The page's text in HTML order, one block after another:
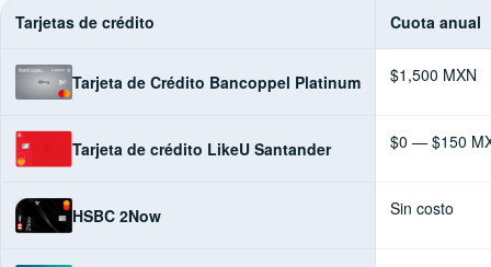
Tarjetas de crédito Cuota anual
Tarjeta de Crédito Bancoppel Platinum $1,500 MXN
Tarjeta de crédito LikeU Santander $0 — $150
HSBC 2Now Sin costo